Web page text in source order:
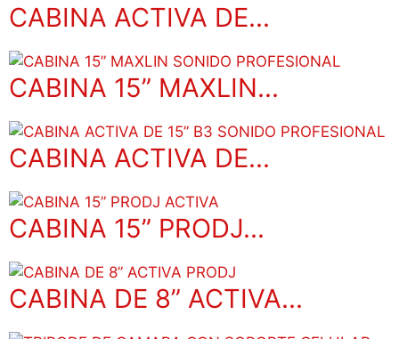
CABINA ACTIVA DE...
CABINA 15” MAXLIN...
CABINA ACTIVA DE...
CABINA 15” PRODJ...
CABINA DE 8” ACTIVA...